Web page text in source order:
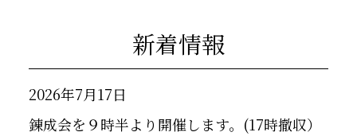
新着情報
2026年7月17日
錬成会を９時半より開催します。(17時撤収）